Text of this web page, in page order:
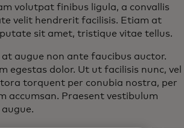
volutpat finibus ligula, a convallis
velit hendrerit facilisis. Etiam at
sit amet, tristique vitae tellus.
augue non ante faucibus auctor.
egestas dolor. Ut ut facilisis nunc, vel
torquent per conubia nostra, per
accumsan. Praesent vestibulum